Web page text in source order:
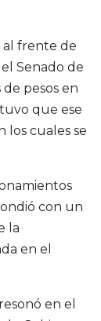
al frente de
Senado de
pesos en
que ese
los cuales se
con un
la
en el
en el